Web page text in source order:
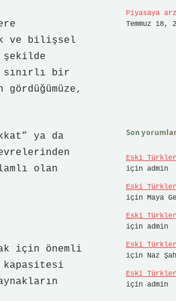
ve bilişsel
şekilde
sınırlı bir
ya da
olan
için önemli
Piyasaya
Temmuz 18,
Son
Eski
için admin
Eski
için Maya
Eski
için admin
Eski
için Naz
Eski
için admin